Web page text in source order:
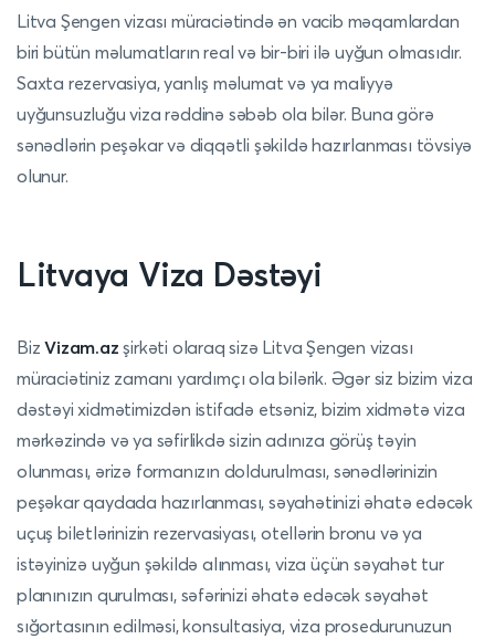
Litva Şengen vizası müraciətində ən vacib məqamlardan
biri bütün məlumatların real və bir-biri ilə uyğun olmasıdır.
Saxta rezervasiya, yanlış məlumat və ya maliyyə
uyğunsuzluğu viza rəddinə səbəb ola bilər. Buna görə
sənədlərin peşəkar və diqqətli şəkildə hazırlanması tövsiyə
olunur.
Litvaya Viza Dəstəyi
BizVizam.az şirkəti olaraq sizə Litva Şengen vizası
müraciətiniz zamanı yardımçı ola bilərik. Əgər siz bizim viza
dəstəyi xidmətimizdən istifadə etsəniz, bizim xidmətə viza
mərkəzində və ya səfirlikdə sizin adınıza görüş təyin
olunması, ərizə formanızın doldurulması, sənədlərinizin
peşəkar qaydada hazırlanması, səyahətinizi əhatə edəcək
uçuş biletlərinizin rezervasiyası, otellərin bronu və ya
istəyinizə uyğun şəkildə alınması, viza üçün səyahət tur
planınızın qurulması, səfərinizi əhatə edəcək səyahət
sığortasının edilməsi, konsultasiya, viza prosedurunuzun